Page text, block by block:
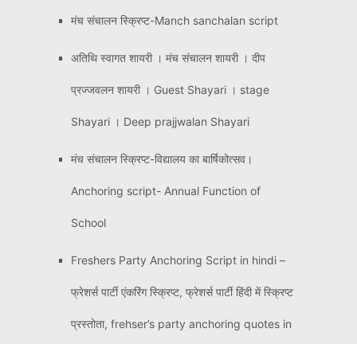
मंच संचालन स्क्रिप्ट-Manch sanchalan script
अतिथि स्वागत शायरी । मंच संचालन शायरी । दीप
प्रज्जवलन शायरी । Guest Shayari । stage
Shayari । Deep prajjwalan Shayari
मंच संचालन स्क्रिप्ट-विद्यालय का बार्षिकोत्सव।
Anchoring script- Annual Function of
School
Freshers Party Anchoring Script in hindi –
फ्रेशर्स पार्टी एंकरिंग स्क्रिप्ट, फ्रेशर्स पार्टी हिंदी में स्क्रिप्ट
प्रस्तोता, frehser’s party anchoring quotes in